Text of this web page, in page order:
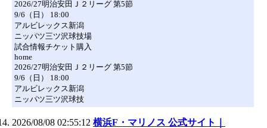
2026/27明治安田Ｊ２リーグ 第5節
9/6（日） 18:00
アルビレックス新潟
ニッパツ三ツ沢球技場
試合情報チケット購入
home
2026/27明治安田Ｊ２リーグ 第5節
9/6（日） 18:00
アルビレックス新潟
ニッパツ三ツ沢球技
2026/08/08 02:55:12 横浜F・マリノス 公式サイト｜